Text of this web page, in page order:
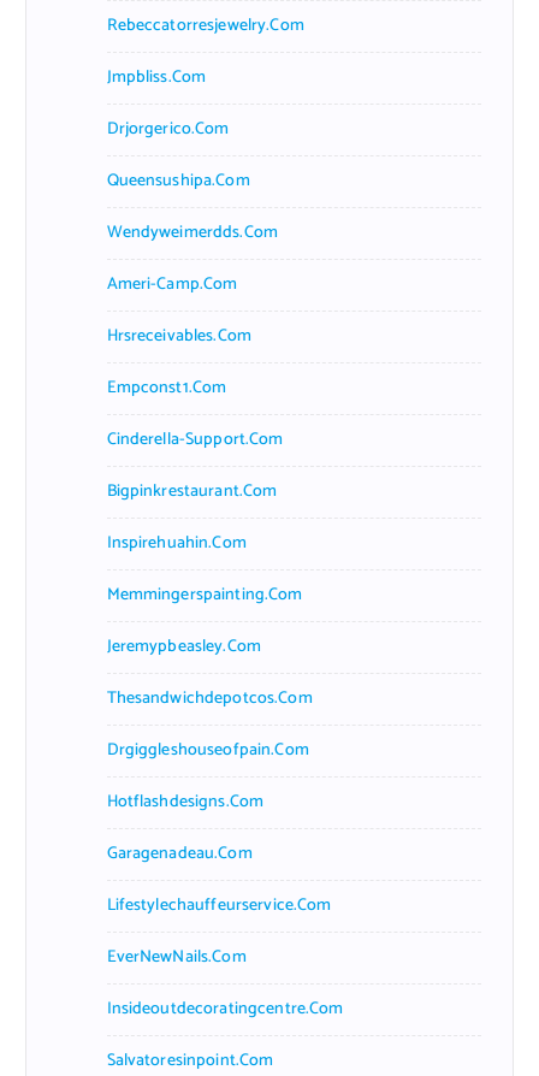
Rebeccatorresjewelry.com
Jmpbliss.com
Drjorgerico.com
Queensushipa.com
Wendyweimerdds.com
Ameri-Camp.com
Hrsreceivables.com
Empconst1.com
Cinderella-Support.com
Bigpinkrestaurant.com
Inspirehuahin.com
Memmingerspainting.com
Jeremypbeasley.com
Thesandwichdepotcos.com
Drgiggleshouseofpain.com
Hotflashdesigns.com
Garagenadeau.com
Lifestylechauffeurservice.com
EverNewNails.com
Insideoutdecoratingcentre.com
Salvatoresinpoint.com